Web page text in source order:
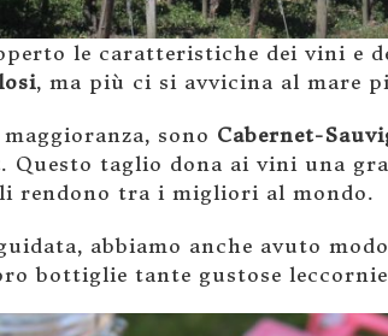
le caratteristiche dei vini e
, ma più ci si avvicina al mare
sono Cabernet-
. Questo taglio dona ai vini una
li rendono tra i migliori al mondo.
abbiamo anche avuto
bottiglie tante gustose